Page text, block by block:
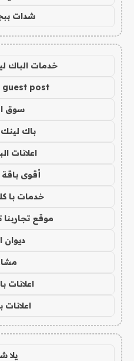
شدات
خدمات الباك
guest post مقال ضيف
سوق
باك لينك
اعلانات
أقوى
خدمات با
موقع تجاربنا
ديوان
اعلانات
اعلانات
يلا